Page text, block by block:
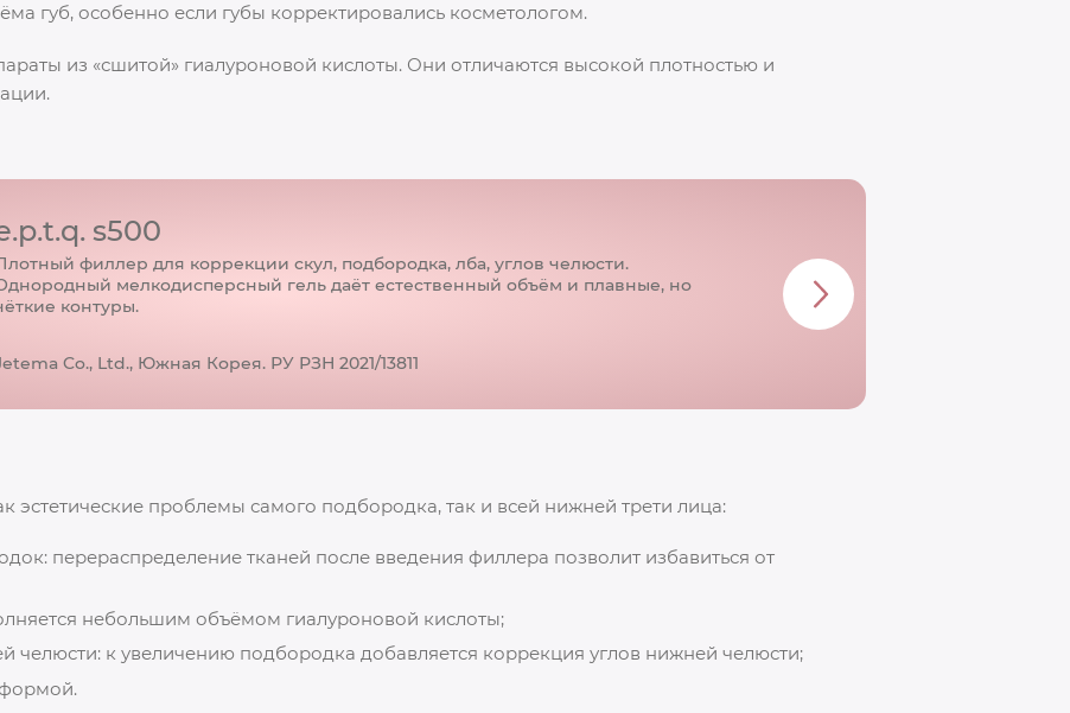
губ, особенно если губы корректировались косметологом.
из «сшитой» гиалуроновой кислоты. Они отличаются высокой плотностью и
s500
филлер для коррекции скул, подбородка, лба, углов челюсти.
мелкодисперсный гель даёт естественный объём и плавные, но
контуры.
Co., Ltd., Южная Корея. РУ РЗН 2021/13811
эстетические проблемы самого подбородка, так и всей нижней трети лица:
перераспределение тканей после введения филлера позволит избавиться от
небольшим объёмом гиалуроновой кислоты;
челюсти: к увеличению подбородка добавляется коррекция углов нижней челюсти;
формой.